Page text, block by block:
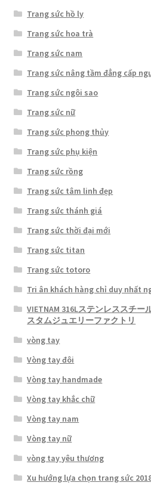
Trang sức hồ ly
Trang sức hoa trà
Trang sức nam
Trang sức nâng tầm đẳng cấp
Trang sức ngôi sao
Trang sức nữ
Trang sức phong thủy
Trang sức phụ kiện
Trang sức rồng
Trang sức tâm linh đẹp
Trang sức thánh giá
Trang sức thời đại mới
Trang sức titan
Trang sức totoro
Tri ân khách hàng chỉ duy nhất
VIETNAM 316Lステンレススチ
スタムジュエリーファクトリ
vòng tay
Vòng tay đôi
Vòng tay handmade
Vòng tay khắc chữ
Vòng tay nam
Vòng tay nữ
vòng tay yêu thương
Xu hướng lựa chọn trang sức